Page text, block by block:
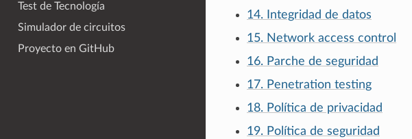
14. Integridad de datos
15. Network access control
16. Parche de seguridad
17. Penetration testing
18. Política de privacidad
19. Política de seguridad
Test de Tecnología
Simulador de circuitos
Proyecto en GitHub